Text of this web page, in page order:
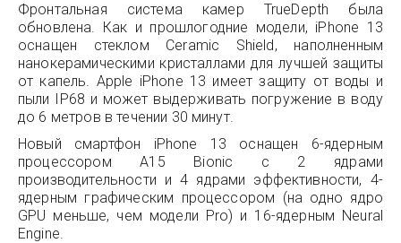
Фронтальная система камер TrueDepth была
обновлена. Как и прошлогодние модели, iPhone 13
оснащен стеклом Ceramic Shield, наполненным
нанокерамическими кристаллами для лучшей защиты
от капель. Apple iPhone 13 имеет защиту от воды и
пыли IP68 и может выдерживать погружение в воду
до 6 метров в течении 30 минут.
Новый смартфон iPhone 13 оснащен 6-ядерным
процессором A15 Bionic с 2 ядрами
производительности и 4 ядрами эффективности, 4-
ядерным графическим процессором (на одно ядро
GPU меньше, чем модели Pro) и 16-ядерным Neural
Engine.